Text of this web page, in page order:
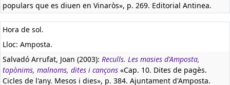
populars que es diuen en Vinaròs», p. 269. Editorial Antinea.
Hora de sol.
Lloc: Amposta.
Salvadó Arrufat, Joan (2003): Reculls. Les masies d'Amposta,
topònims, malnoms, dites i cançons «Cap. 10. Dites de pagès.
Cicles de l'any. Mesos i dies», p. 384. Ajuntament d'Amposta.